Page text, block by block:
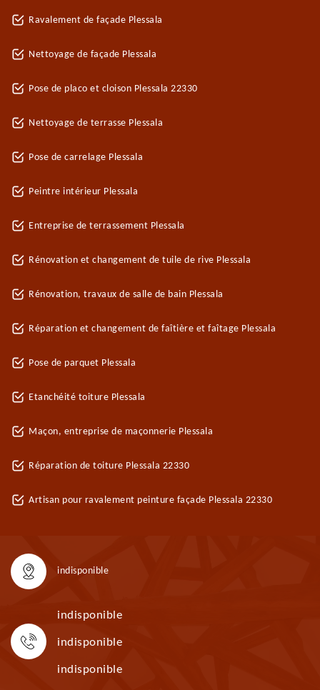
Ravalement de façade Plessala
Nettoyage de façade Plessala
Pose de placo et cloison Plessala 22330
Nettoyage de terrasse Plessala
Pose de carrelage Plessala
Peintre intérieur Plessala
Entreprise de terrassement Plessala
Rénovation et changement de tuile de rive Plessala
Rénovation, travaux de salle de bain Plessala
Réparation et changement de faîtière et faîtage Plessala
Pose de parquet Plessala
Etanchéité toiture Plessala
Maçon, entreprise de maçonnerie Plessala
Réparation de toiture Plessala 22330
Artisan pour ravalement peinture façade Plessala 22330
indisponible
indisponible
indisponible
indisponible